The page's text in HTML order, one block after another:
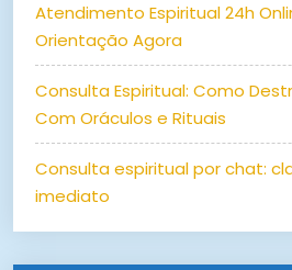
Atendimento Espiritual 24h
Orientação Agora
Consulta Espiritual: Como
Com Oráculos e Rituais
Consulta espiritual por chat:
imediato